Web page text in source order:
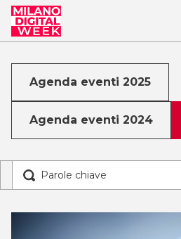
Agenda eventi 2025
Agenda eventi 2024
Tipologia